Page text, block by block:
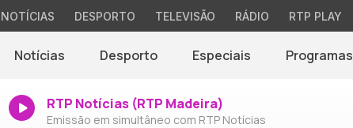
NOTÍCIAS DESPORTO TELEVISÃO RÁDIO RTP PLAY
Notícias Desporto Especiais Programas
RTP Notícias (RTP Madeira)
Emissão em simultâneo com RTP Notícias